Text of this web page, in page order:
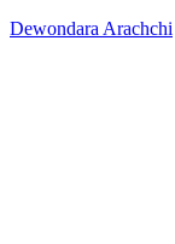
Dewondara Arachchi